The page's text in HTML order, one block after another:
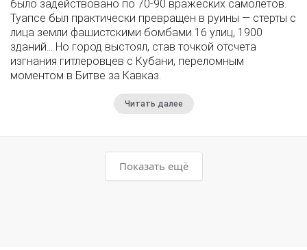
было задействовано по 70-90 вражеских самолетов.
Туапсе был практически превращен в руины — стерты с
лица земли фашистскими бомбами 16 улиц, 1900
зданий... Но город выстоял, став точкой отсчета
изгнания гитлеровцев с Кубани, переломным
моментом в Битве за Кавказ.
Читать далее
Показать ещё